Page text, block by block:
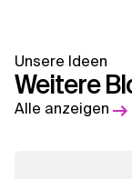
Unsere Ideen
Weitere
Alle anzeigen